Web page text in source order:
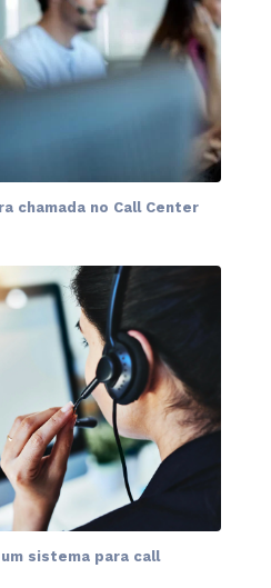
chamada no Call Center
sistema para call